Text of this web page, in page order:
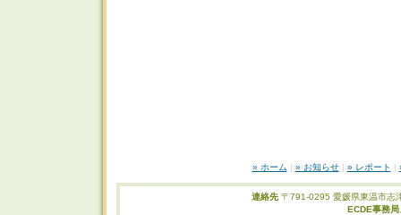
» ホーム | » お知らせ| » レポート |
連絡先 〒791-0295 愛媛県東温市志
ECDE事務